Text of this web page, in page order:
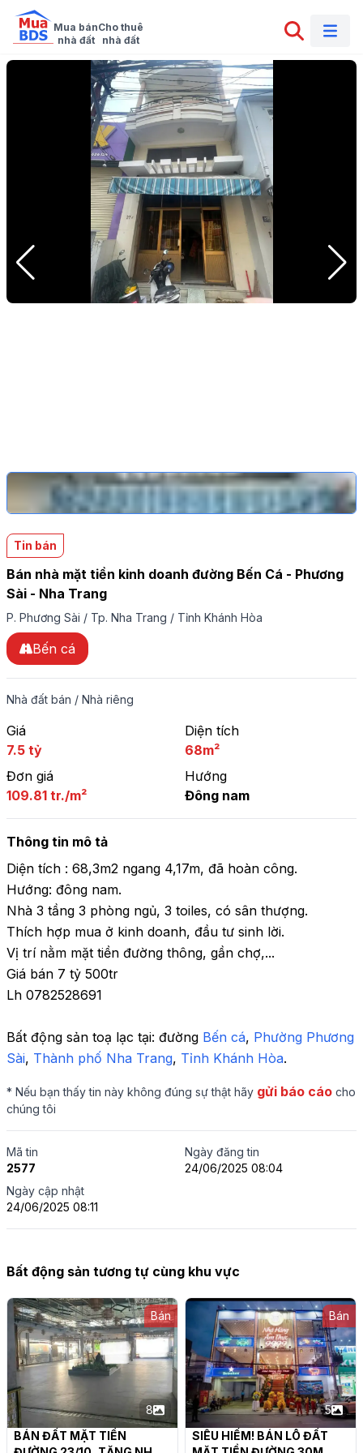
Mua bán
nhà đất
Cho thuê
nhà đất
Tin bán
Bán nhà mặt tiền kinh doanh đường Bến Cá - Phương
Sài - Nha Trang
P. Phương Sài / Tp. Nha Trang / Tỉnh Khánh Hòa
Bến cá
Nhà đất bán / Nhà riêng
Giá
7.5 tỷ
Diện tích
68m²
Đơn giá
109.81 tr./m²
Hướng
Đông nam
Thông tin mô tả
Diện tích : 68,3m2 ngang 4,17m, đã hoàn công.
Hướng: đông nam.
Nhà 3 tầng 3 phòng ngủ, 3 toiles, có sân thượng.
Thích hợp mua ở kinh doanh, đầu tư sinh lời.
Vị trí nằm mặt tiền đường thông, gần chợ,...
Giá bán 7 tỷ 500tr
Lh 0782528691
Bất động sản toạ lạc tại: đường Bến cá, Phường Phương
Sài, Thành phố Nha Trang, Tỉnh Khánh Hòa.
* Nếu bạn thấy tin này không đúng sự thật hãy gửi báo cáo cho
chúng tôi
Mã tin
2577
Ngày đăng tin
24/06/2025 08:04
Ngày cập nhật
24/06/2025 08:11
Bất động sản tương tự cùng khu vực
Bán
8
BÁN ĐẤT MẶT TIỀN
Bán
5
SIÊU HIẾM! BÁN LÔ ĐẤT